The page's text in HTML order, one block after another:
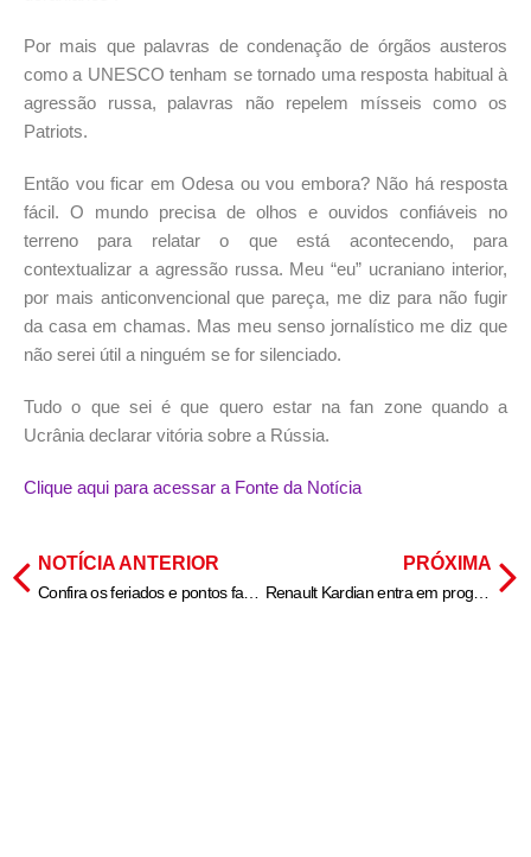
Por mais que palavras de condenação de órgãos austeros
como a UNESCO tenham se tornado uma resposta habitual à
agressão russa, palavras não repelem mísseis como os
Patriots.
Então vou ficar em Odesa ou vou embora? Não há resposta
fácil. O mundo precisa de olhos e ouvidos confiáveis ​​no
terreno para relatar o que está acontecendo, para
contextualizar a agressão russa. Meu “eu” ucraniano interior,
por mais anticonvencional que pareça, me diz para não fugir
da casa em chamas. Mas meu senso jornalístico me diz que
não serei útil a ninguém se for silenciado.
Tudo o que sei é que quero estar na fan zone quando a
Ucrânia declarar vitória sobre a Rússia.
Clique aqui para acessar a Fonte da Notícia
NOTÍCIA ANTERIOR PRÓXIMA